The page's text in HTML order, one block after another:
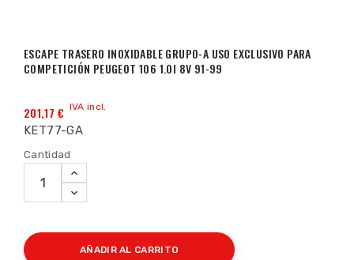
ESCAPE TRASERO INOXIDABLE GRUPO-A USO EXCLUSIVO PARA
COMPETICIÓN PEUGEOT 106 1.0I 8V 91-99
201,17 € IVA incl.
KET77-GA
Cantidad
AÑADIR AL CARRITO